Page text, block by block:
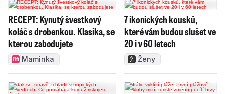
RECEPT: Kynutý švestkový
koláč s drobenkou. Klasika, se
kterou zabodujete
Maminka
7 ikonických kousků,
které vám budou slušet ve
20 i v 60 letech
Ženy